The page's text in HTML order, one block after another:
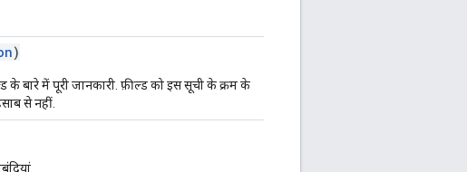
)
के बारे में पूरी जानकारी. फ़ील्ड को इस सूची के क्रम के
से नहीं.